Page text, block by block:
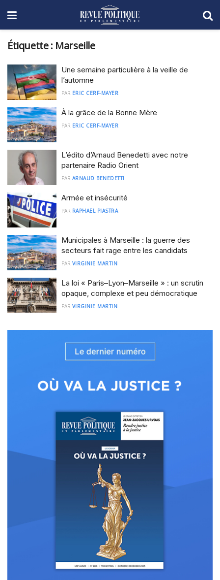
Étiquette : Marseille
Une semaine particulière à la veille de
l’automne
PAR ERIC CERF-MAYER
À la grâce de la Bonne Mère
PAR ERIC CERF-MAYER
L’édito d’Arnaud Benedetti avec notre
partenaire Radio Orient
PAR ARNAUD BENEDETTI
Armée et insécurité
PAR RAPHAEL PIASTRA
Municipales à Marseille : la guerre des
secteurs fait rage entre les candidats
PAR VIRGINIE MARTIN
La loi « Paris–Lyon–Marseille » : un scrutin
opaque, complexe et peu démocratique
PAR VIRGINIE MARTIN